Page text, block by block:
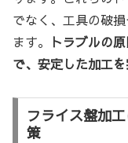
でなく、工具の破
ます。
トラブルの
で、安定した加工
フライス盤加
策